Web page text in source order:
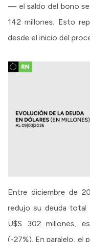
— el saldo del bono se
142 millones. Esto
desde el inicio del
Entre diciembre de
redujo su deuda total
U$S 302 millones,
(-27%). En paralelo, el